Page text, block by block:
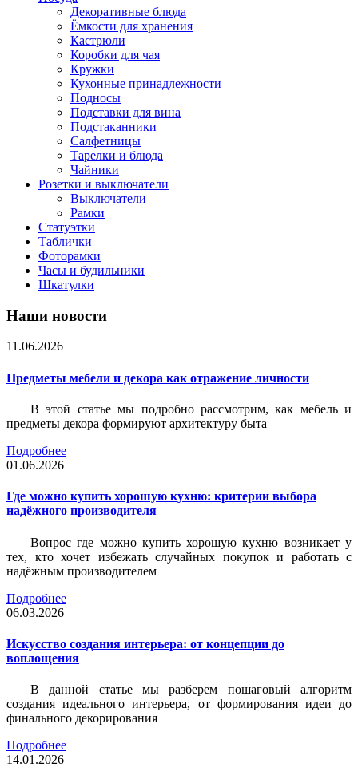
Декоративные блюда
Ёмкости для хранения
Кастрюли
Коробки для чая
Кружки
Кухонные принадлежности
Подносы
Подставки для вина
Подстаканники
Салфетницы
Тарелки и блюда
Чайники
Розетки и выключатели
Выключатели
Рамки
Статуэтки
Таблички
Фоторамки
Часы и будильники
Шкатулки
Наши новости
11.06.2026
Предметы мебели и декора как отражение личности
В этой статье мы подробно рассмотрим, как мебель и
предметы декора формируют архитектуру быта
Подробнее
01.06.2026
Где можно купить хорошую кухню: критерии выбора
надёжного производителя
Вопрос где можно купить хорошую кухню возникает у
тех, кто хочет избежать случайных покупок и работать с
надёжным производителем
Подробнее
06.03.2026
Искусство создания интерьера: от концепции до
воплощения
В данной статье мы разберем пошаговый алгоритм
создания идеального интерьера, от формирования идеи до
финального декорирования
Подробнее
14.01.2026